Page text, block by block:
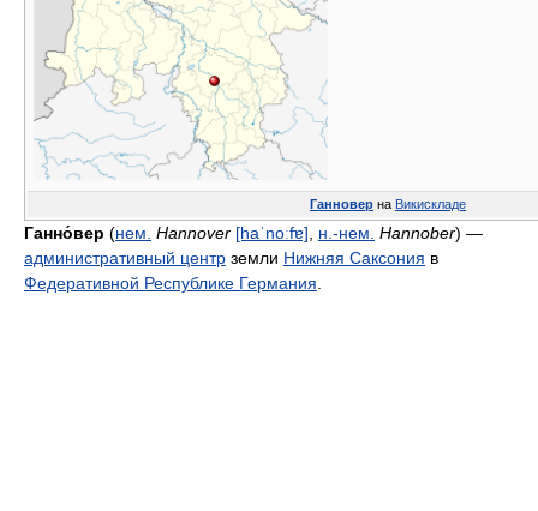
Ганновер на Викискладе
Ганно́вер (нем. Hannover [haˈnoːfɐ] н.-нем. Hannober) —
административный центр земли Нижняя Саксония в
Федеративной Республике Германия